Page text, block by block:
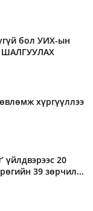
бол УИХ-ын
ШАЛГУУЛАХ
хүргүүллээ
үйлдвэрээс 20
39 зөрчил...